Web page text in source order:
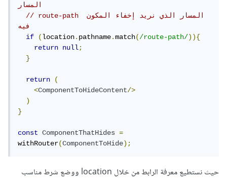
المسار
// route-path المسار الذي نريد إخفاء المكون
فيه
if
(location.pathname.match(/route-path/)){
return
null;
}
return
(
<ComponentToHideContent/>
)
}
const ComponentThatHides
=
withRouter(ComponentToHide);
حيث نستطيع معرفة الرابط من خلال location ووضع شرط مناسب